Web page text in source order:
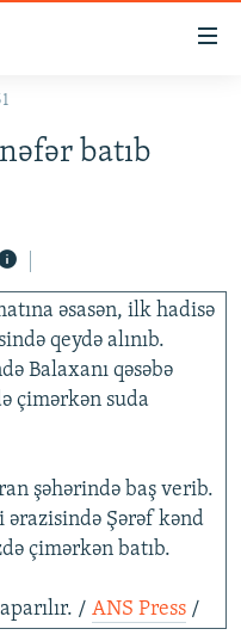
batıb
əsasən, ilk hadisə
qeydə alınıb.
Balaxanı qəsəbə
çimərkən suda
şəhərində baş verib.
ərazisində Şərəf kənd
çimərkən batıb.
/ ANS Press/